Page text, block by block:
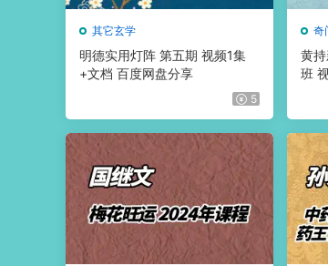
其它玄学
明德实用灯阵 第五期 视频1集
+文档 百度网盘分享
5
奇
黄
班